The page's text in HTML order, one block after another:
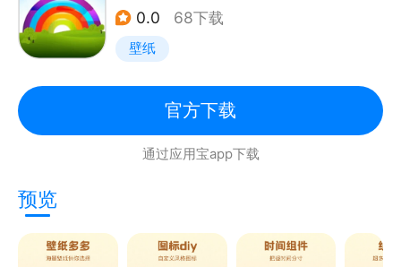
0.0 68下载
壁纸
官方下载
通过应用宝app下载
预览